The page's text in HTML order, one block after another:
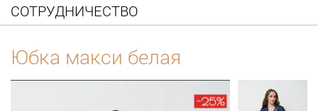
СОТРУДНИЧЕСТВО
Юбка макси белая